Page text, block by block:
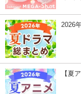
2026
【夏